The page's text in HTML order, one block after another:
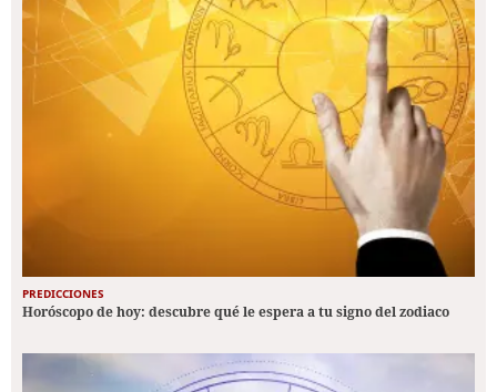
PREDICCIONES
Horóscopo de hoy: descubre qué le espera a tu signo del zodiaco